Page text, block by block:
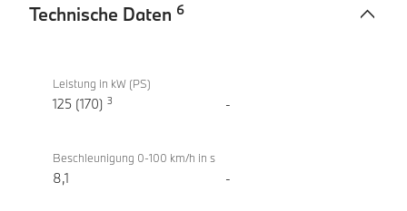
Technische Daten 6
Daten
220i
Active
Leistung in kW (PS)
125 (170) 3 -
Beschleunigung 0-100 km/h in s
8,1 -